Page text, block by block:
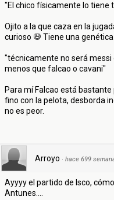
"El chico físicamente lo tiene
Ojito a la que caza en la
curioso
Tiene una genética
"técnicamente no será
menos que falcao o cavani"
Para mí Falcao está
fino con la pelota, desborda
no es peor.
Arroyo · hace 699
Ayyyy el partido de Isco,
Antunes....